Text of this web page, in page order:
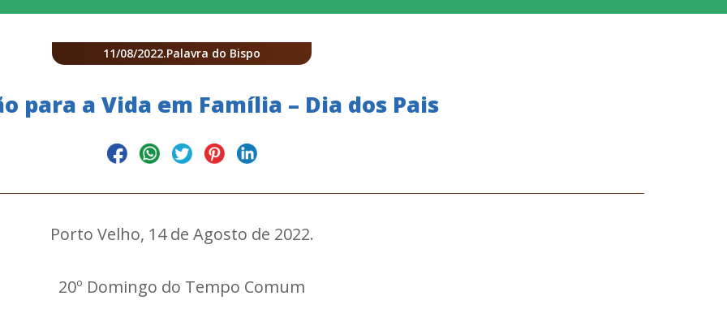
11/08/2022.Palavra do Bispo
para a Vida em Família – Dia dos Pais
Porto Velho, 14 de Agosto de 2022.
20º Domingo do Tempo Comum